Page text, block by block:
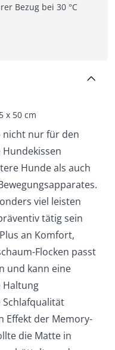
Bezug bei 30 °C
x 50 cm
nicht nur für den
Hunde als auch
viel leisten
tätig sein
an Komfort,
Flocken passt
und kann eine
Haltung
Effekt der Memory-
die Matte in